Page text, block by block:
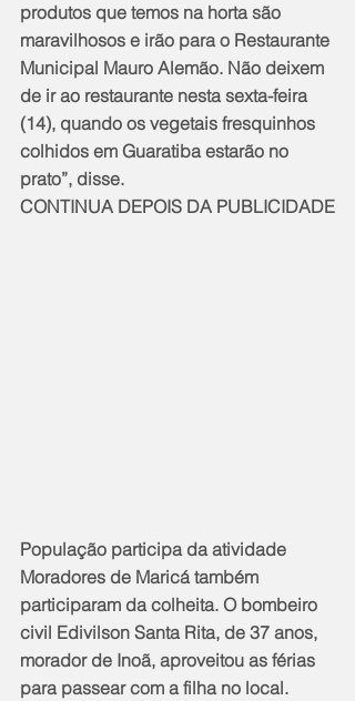
produtos que temos na horta são
maravilhosos e irão para o Restaurante
Municipal Mauro Alemão. Não deixem
de ir ao restaurante nesta sexta-feira
(14), quando os vegetais fresquinhos
colhidos em Guaratiba estarão no
prato”, disse.
CONTINUA DEPOIS DA PUBLICIDADE
População participa da atividade
Moradores de Maricá também
participaram da colheita. O bombeiro
civil Edivilson Santa Rita, de 37 anos,
morador de Inoã, aproveitou as férias
para passear com a filha no local.